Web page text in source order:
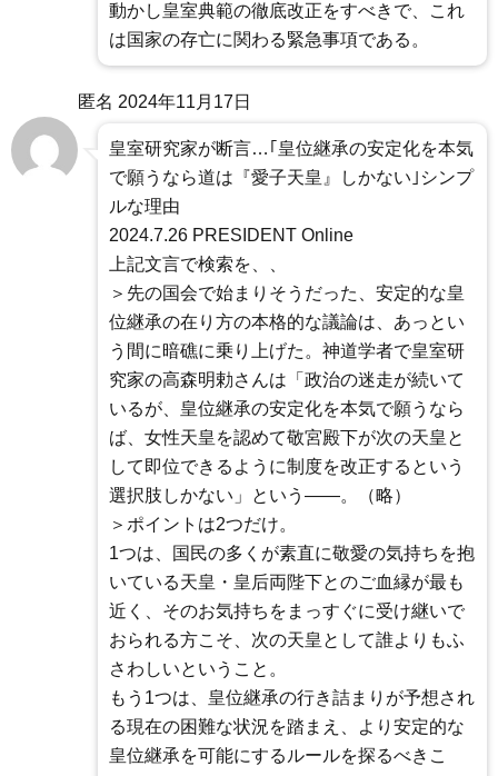
動かし皇室典範の徹底改正をすべきで、これ
は国家の存亡に関わる緊急事項である。
匿名 2024年11月17日
皇室研究家が断言…｢皇位継承の安定化を本気
で願うなら道は『愛子天皇』しかない｣シンプ
ルな理由
2024.7.26 PRESIDENT Online
上記文言で検索を、、
＞先の国会で始まりそうだった、安定的な皇
位継承の在り方の本格的な議論は、あっとい
う間に暗礁に乗り上げた。神道学者で皇室研
究家の高森明勅さんは「政治の迷走が続いて
いるが、皇位継承の安定化を本気で願うなら
ば、女性天皇を認めて敬宮殿下が次の天皇と
して即位できるように制度を改正するという
選択肢しかない」という――。（略）
＞ポイントは2つだけ。
1つは、国民の多くが素直に敬愛の気持ちを抱
いている天皇・皇后両陛下とのご血縁が最も
近く、そのお気持ちをまっすぐに受け継いで
おられる方こそ、次の天皇として誰よりもふ
さわしいということ。
もう1つは、皇位継承の行き詰まりが予想され
る現在の困難な状況を踏まえ、より安定的な
皇位継承を可能にするルールを探るべきこ